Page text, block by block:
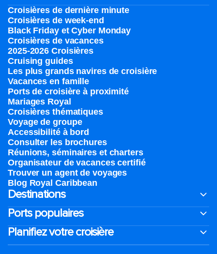
Croisières de dernière minute
Croisières de week-end
Black Friday et Cyber Monday
Croisières de vacances
2025-2026 Croisières
Cruising guides
Les plus grands navires de croisière
Vacances en famille
Ports de croisière à proximité
Mariages Royal
Croisières thématiques
Voyage de groupe​
Accessibilité à bord​
Consulter les brochures
Réunions, séminaires et charters
Organisateur de vacances certifié
Trouver un agent de voyages
Blog Royal Caribbean
Destinations
Ports populaires
Planifiez votre croisière